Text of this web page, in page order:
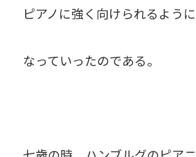
ピアノに強く向けられるように
なっていったのである。